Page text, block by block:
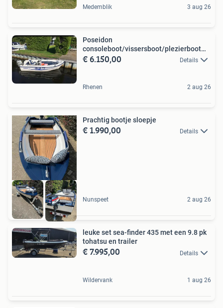
Medemblik 3 aug 26
Poseidon
consoleboot/vissersboot/plezierboot
met 30 pk
€ 6.150,00 Details
Rhenen 2 aug 26
Prachtig bootje sloepje
€ 1.990,00 Details
Nunspeet 2 aug 26
leuke set sea-finder 435 met een 9.8 pk
tohatsu en trailer
€ 7.995,00 Details
Wildervank 1 aug 26